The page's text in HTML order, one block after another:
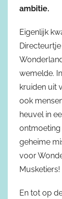
ambitie.
Eigenlijk
wemelde.
kruiden uit
ook
heuvel in
ontmoeting
geheime
voor
Musketiers!
En tot op